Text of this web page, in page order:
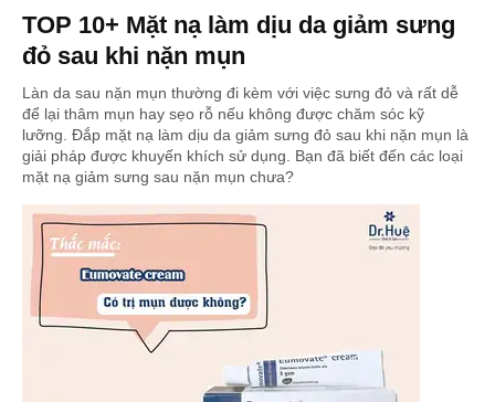
TOP 10+ Mặt nạ làm dịu da giảm sưng
đỏ sau khi nặn mụn
Làn da sau nặn mụn thường đi kèm với việc sưng đỏ và rất dễ
để lại thâm mụn hay sẹo rỗ nếu không được chăm sóc kỹ
lưỡng. Đắp mặt nạ làm dịu da giảm sưng đỏ sau khi nặn mụn là
giải pháp được khuyến khích sử dụng. Bạn đã biết đến các loại
mặt nạ giảm sưng sau nặn mụn chưa?